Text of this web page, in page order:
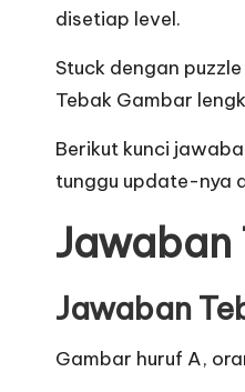
disetiap level.
Stuck dengan
Tebak Gambar
Berikut kunci
tunggu update-nya
Jawaban
Jawaban
Gambar huruf A,